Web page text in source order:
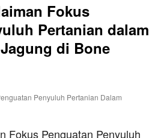
Fokus
Pertanian dalam
di Bone